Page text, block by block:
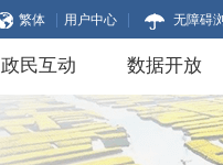
繁体 用户中心 无障碍
政民互动 数据开放